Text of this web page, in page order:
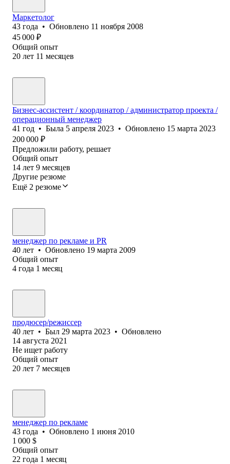
Маркетолог
43 года • Обновлено 11 ноября 2008
45 000 ₽
Общий опыт
20 лет 11 месяцев
Бизнес-ассистент / координатор / администратор проекта /
операционный менеджер
41 год • Была 5 апреля 2023 • Обновлено 15 марта 2023
200 000 ₽
Предложили работу, решает
Общий опыт
14 лет 9 месяцев
Другие резюме
Ещё 2 резюме
менеджер по рекламе и PR
40 лет • Обновлено 19 марта 2009
Общий опыт
4 года 1 месяц
продюсер/режиссер
40 лет • Был 29 марта 2023 • Обновлено
14 августа 2021
Не ищет работу
Общий опыт
20 лет 7 месяцев
менеджер по рекламе
43 года • Обновлено 1 июня 2010
1 000 $
Общий опыт
22 года 1 месяц